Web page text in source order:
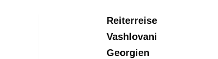
Reiterreise
Vashlovani
Georgien